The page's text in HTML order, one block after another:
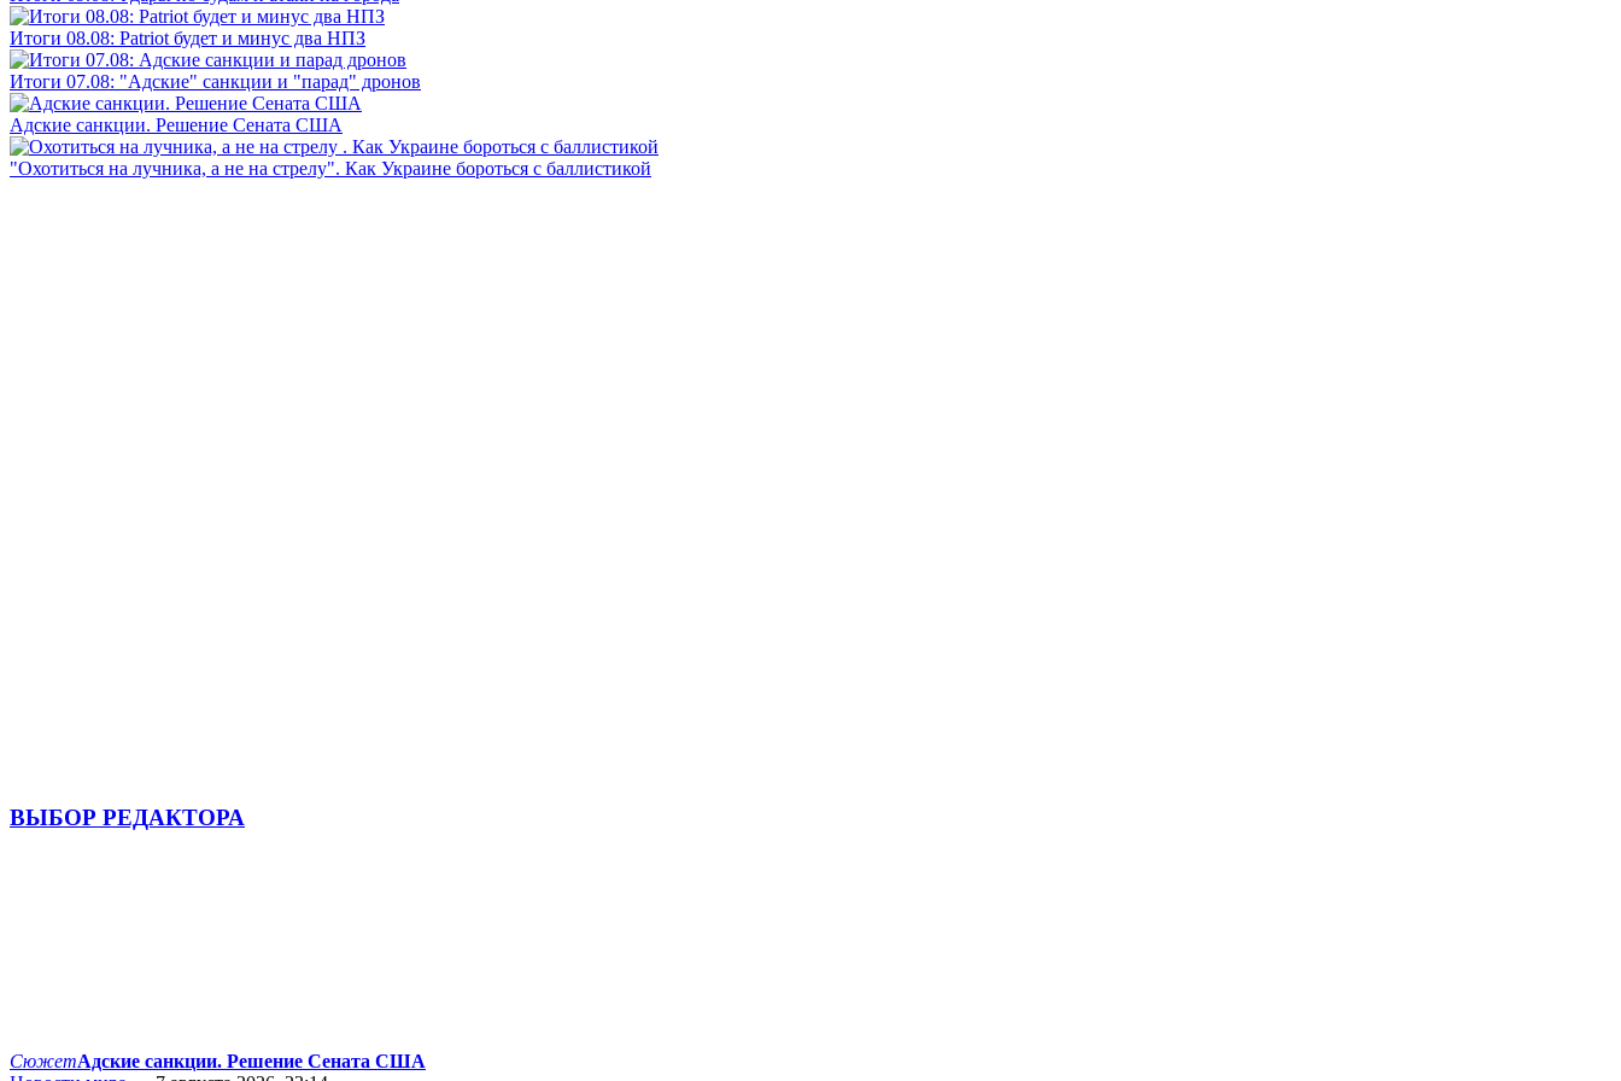
Итоги 08.08: Patriot будет и минус два НПЗ
Итоги 07.08: "Адские" санкции и "парад" дронов
Адские санкции. Решение Сената США
"Охотиться на лучника, а не на стрелу". Как Украине бороться с баллистикой
ВЫБОР РЕДАКТОРА
СюжетАдские санкции. Решение Сената США